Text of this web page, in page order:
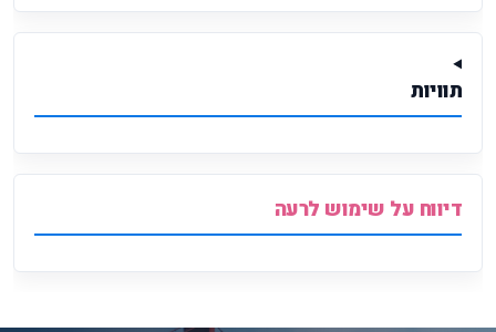
תוויות
דיווח על שימוש לרעה